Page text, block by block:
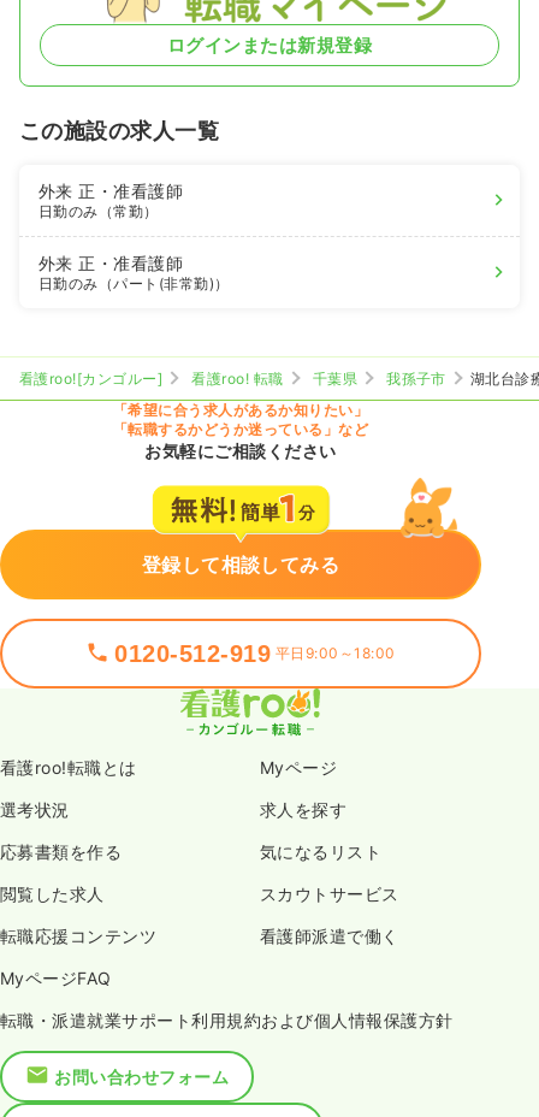
ログインまたは新規登録
この施設の求人一覧
外来正・准看護師
日勤のみ（常勤）
外来正・准看護師
日勤のみ（パート(非常勤)）
看護roo![カンゴルー] 看護roo! 転職 千葉県 我孫子市
湖北台診
「希望に合う求人があるか知りたい」
「転職するかどうか迷っている」など
お気軽にご相談ください
登録して相談してみる
0120-512-919 平日9:00～18:00
看護roo!転職とは Myページ
選考状況 求人を探す
応募書類を作る 気になるリスト
閲覧した求人 スカウトサービス
転職応援コンテンツ 看護師派遣で働く
MyページFAQ
転職・派遣就業サポート利用規約および個人情報保護方針
お問い合わせフォーム